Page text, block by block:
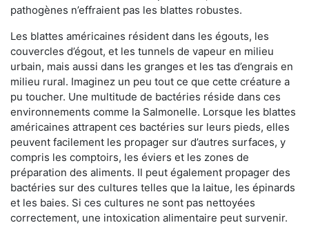
pathogènes n’effraient pas les blattes robustes.
Les blattes américaines résident dans les égouts, les
couvercles d’égout, et les tunnels de vapeur en milieu
urbain, mais aussi dans les granges et les tas d’engrais en
milieu rural. Imaginez un peu tout ce que cette créature a
pu toucher. Une multitude de bactéries réside dans ces
environnements comme la Salmonelle. Lorsque les blattes
américaines attrapent ces bactéries sur leurs pieds, elles
peuvent facilement les propager sur d’autres surfaces, y
compris les comptoirs, les éviers et les zones de
préparation des aliments. Il peut également propager des
bactéries sur des cultures telles que la laitue, les épinards
et les baies. Si ces cultures ne sont pas nettoyées
correctement, une intoxication alimentaire peut survenir.